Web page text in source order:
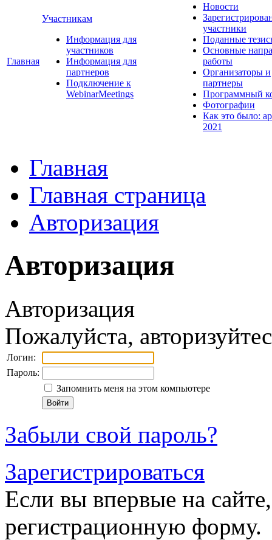
Главная
Участникам
Информация для
участников
Информация для
партнеров
Подключение к
WebinarMeetings
Новости
участники
Поданные
Основные
работы
Организаторы и
партнеры
Программный
Фотографии
Как это было:
2021
Главная
Главная страница
Авторизация
Авторизация
Авторизация
Пожалуйста,
Логин:
Пароль:
Запомнить меня на этом компьютере
Забыли свой пароль?
Зарегистрироваться
Если вы впервые на
регистрационную форму.